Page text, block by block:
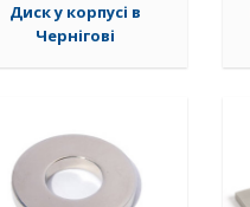
Диск у корпусі в
Чернігові